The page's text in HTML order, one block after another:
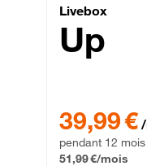
Livebox
Up
39,99 €
pendant 12
51,99 €/mois